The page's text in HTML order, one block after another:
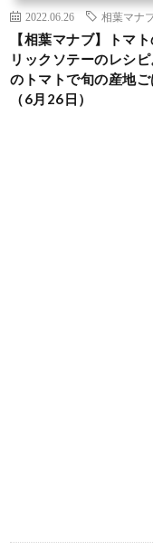
2022.06.26 相葉マナ
【相葉マナブ】トマ
リックソテーのレシ
のトマトで旬の産地
（6月26日）